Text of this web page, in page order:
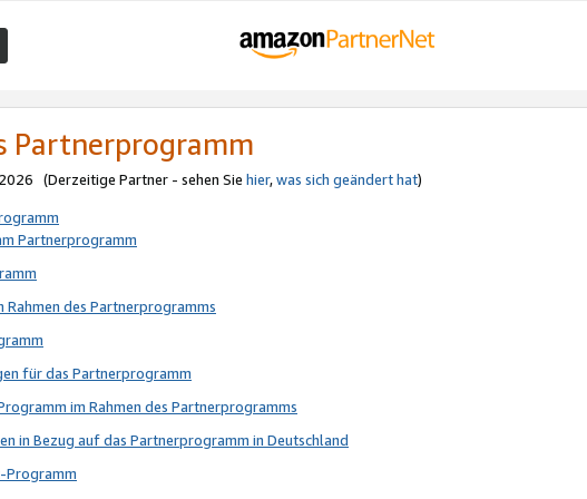
Partnerprogramm
(Derzeitige Partner - sehen Sie hier,was sich geändert hat)
Partnerprogramm
des Partnerprogramms
für das Partnerprogramm
im Rahmen des Partnerprogramms
in Bezug auf das Partnerprogramm in Deutschland
Programm